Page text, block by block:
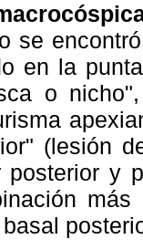
se
en la
o
(lesión
posterior y